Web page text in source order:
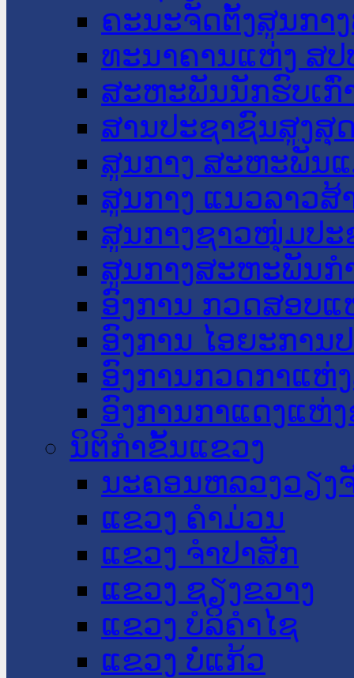
ຄະນະຈັດຕັ້ງສູນກາ
ທະນາຄານແຫ່ງ ສປ
ສະຫະພັນນັກຮົບເກົ່
ສານປະຊາຊົນສູງສຸ
ສູນກາງ ສະຫະພັນ
ສູນກາງ ແນວລາວສ້
ສູນກາງຊາວໜຸ່ມປະ
ສູນກາງສະຫະພັນກ
ອົງການ ກວດສອບແ
ອົງການ ໄອຍະການ
ອົງການກວດກາແຫ່
ອົງການກາແດງແຫ່
ນິຕິກໍາຂັ້ນແຂວງ
ນະ​ຄອນ​ຫລວງວຽງ
ແຂວງ ຄໍາມ່ວນ
ແຂວງ ຈໍາປາສັກ
ແຂວງ ຊຽງຂວາງ
ແຂວງ ບໍລິຄໍາໄຊ
ແຂວງ ບໍ່ແກ້ວ